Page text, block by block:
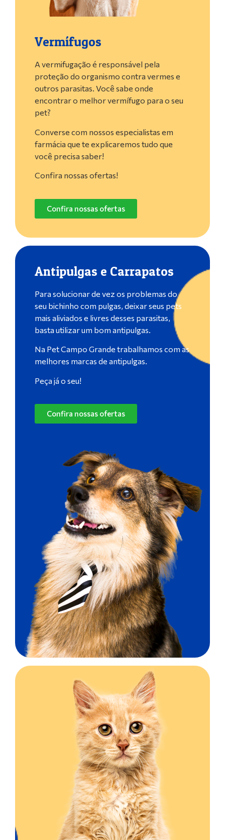
Vermífugos
A vermifugação é responsável pela
proteção do organismo contra vermes e
outros parasitas. Você sabe onde
encontrar o melhor vermífugo para o seu
pet?
Converse com nossos especialistas em
farmácia que te explicaremos tudo que
você precisa saber!
Confira nossas ofertas!
Confira nossas ofertas
Antipulgas e Carrapatos
Para solucionar de vez os problemas do
seu bichinho com pulgas, deixar seus pets
mais aliviados e livres desses parasitas,
basta utilizar um bom antipulgas.
Na Pet Campo Grande trabalhamos com as
melhores marcas de antipulgas.
Peça já o seu!
Confira nossas ofertas